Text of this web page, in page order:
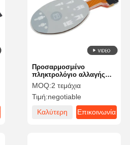
Προσαρμοσμένο
πληκτρολόγιο αλλαγής
μεμβράνης για
ηλεκτρονικές συσκευές
MOQ:2 τεμάχια
Τιμή:negotiable
Καλύτερη
Επικοινωνία